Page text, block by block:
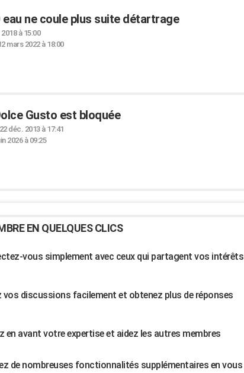
eau ne coule plus suite détartrage
à 15:00
mars 2022 à 18:00
Gusto est bloquée
22 déc. 2013 à 17:41
2026 à 09:25
EN QUELQUES CLICS
vous simplement avec ceux qui partagent vos intérêts
vos discussions facilement et obtenez plus de réponses
en avant votre expertise et aidez les autres membres
de nombreuses fonctionnalités supplémentaires en vous